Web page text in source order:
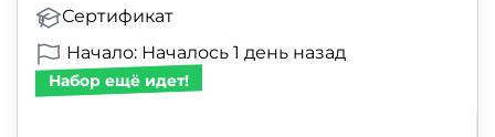
Сертификат
Начало: Началось 1 день назад
Набор ещё идет!